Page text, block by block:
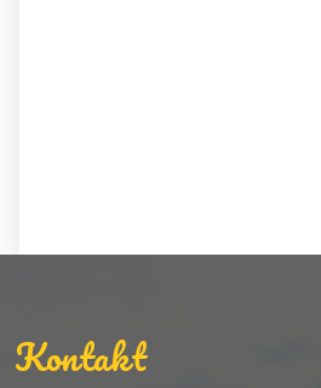
Kontakt